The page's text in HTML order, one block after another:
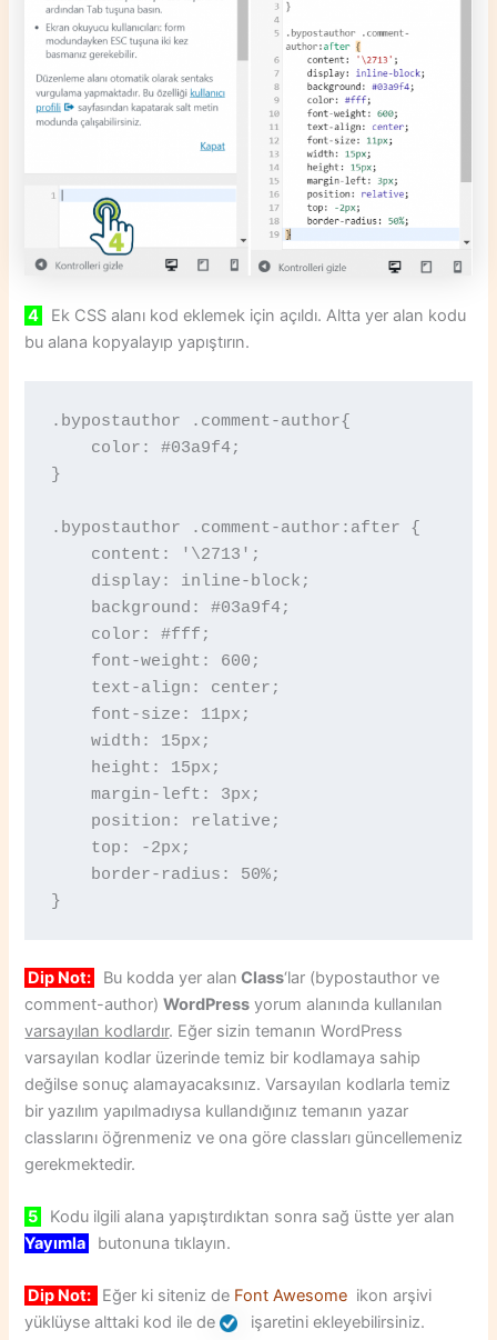
4
Ek CSS alanı kod eklemek için açıldı. Altta yer alan kodu
bu alana kopyalayıp yapıştırın.
.bypostauthor .comment-author{
    color: #03a9f4;
}
.bypostauthor .comment-author:after {
    content: '\2713';
    display: inline-block;
    background: #03a9f4;
    color: #fff;
    font-weight: 600;
    text-align: center;
    font-size: 11px;
    width: 15px;
    height: 15px;
    margin-left: 3px;
    position: relative;
    top: -2px;
    border-radius: 50%;
}
Dip Not: Bu kodda yer alan Class‘lar (bypostauthor ve
comment-author)WordPress yorum alanında kullanılan
varsayılan kodlardır. Eğer sizin temanın WordPress
varsayılan kodlar üzerinde temiz bir kodlamaya sahip
değilse sonuç alamayacaksınız. Varsayılan kodlarla temiz
bir yazılım yapılmadıysa kullandığınız temanın yazar
classlarını öğrenmeniz ve ona göre classları güncellemeniz
gerekmektedir.
5
Kodu ilgili alana yapıştırdıktan sonra sağ üstte yer alan
Yayımla
butonuna tıklayın.
Dip Not: Eğer ki siteniz de Font Awesome ikon arşivi
yüklüyse alttaki kod ile de
işaretini ekleyebilirsiniz.